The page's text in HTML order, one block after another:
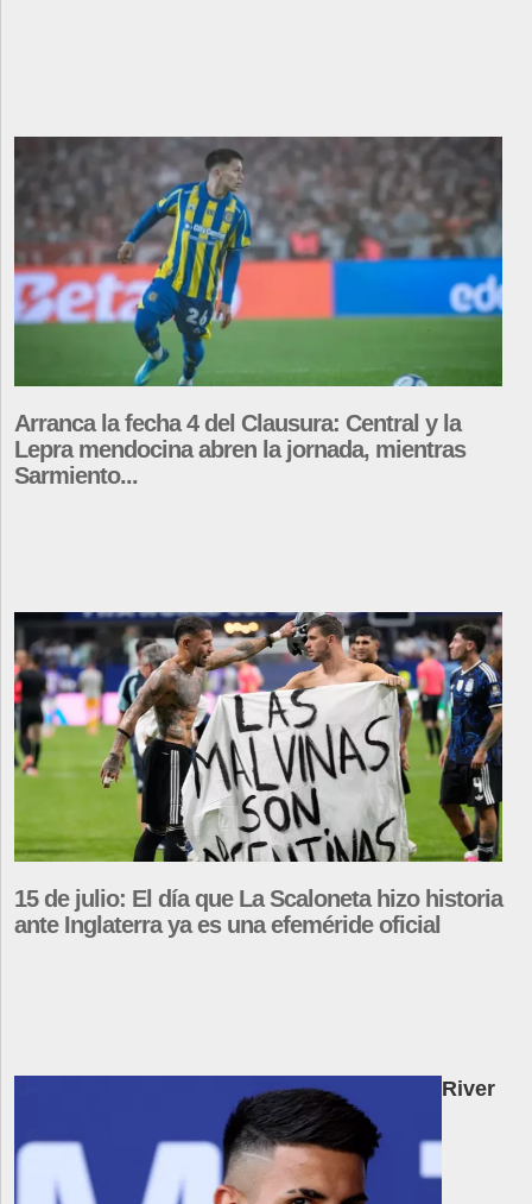
Arranca la fecha 4 del Clausura: Central y la
Lepra mendocina abren la jornada, mientras
Sarmiento...
15 de julio: El día que La Scaloneta hizo historia
ante Inglaterra ya es una efeméride oficial
River